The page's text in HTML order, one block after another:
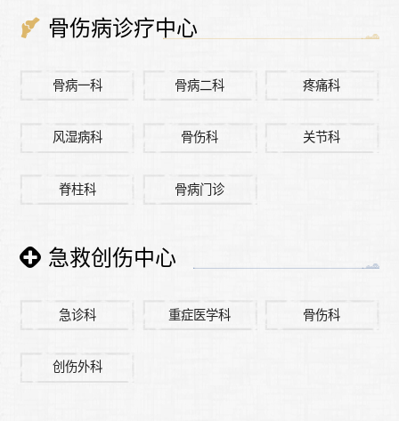
骨伤病诊疗中心
骨病一科 骨病二科 疼痛科
风湿病科 骨伤科 关节科
脊柱科 骨病门诊
急救创伤中心
急诊科 重症医学科 骨伤科
创伤外科